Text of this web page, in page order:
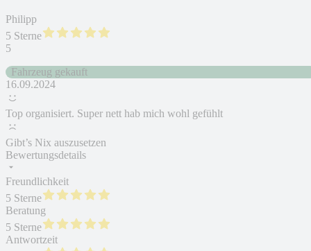
Philipp
5 Sterne
5
Fahrzeug gekauft
16.09.2024
Top organisiert. Super nett hab mich wohl gefühlt
Gibt’s Nix auszusetzen
Bewertungsdetails
Freundlichkeit
5 Sterne
Beratung
5 Sterne
Antwortzeit